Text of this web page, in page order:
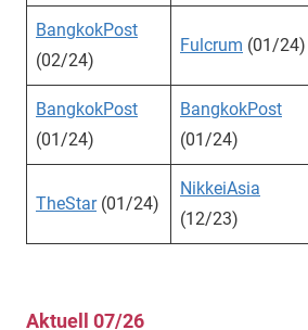
BangkokPost
(02/24)
Fulcrum (01/24)
BangkokPost
(01/24)
BangkokPost
(01/24)
TheStar(01/24)
NikkeiAsia
(12/23)
Aktuell 07/26